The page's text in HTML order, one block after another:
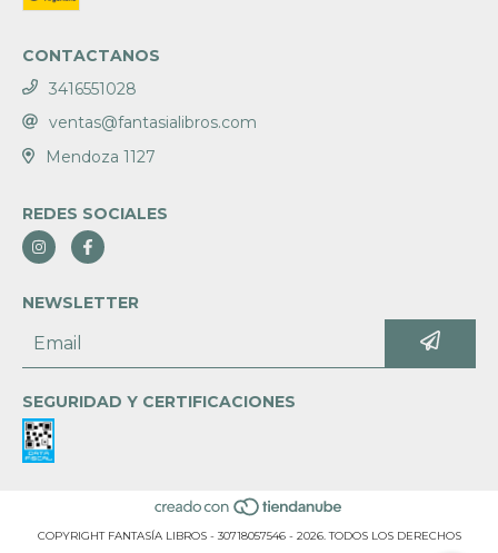
CONTACTANOS
3416551028
ventas@fantasialibros.com
Mendoza 1127
REDES SOCIALES
NEWSLETTER
SEGURIDAD Y CERTIFICACIONES
COPYRIGHT FANTASÍA LIBROS - 30718057546 - 2026. TODOS LOS DERECHOS